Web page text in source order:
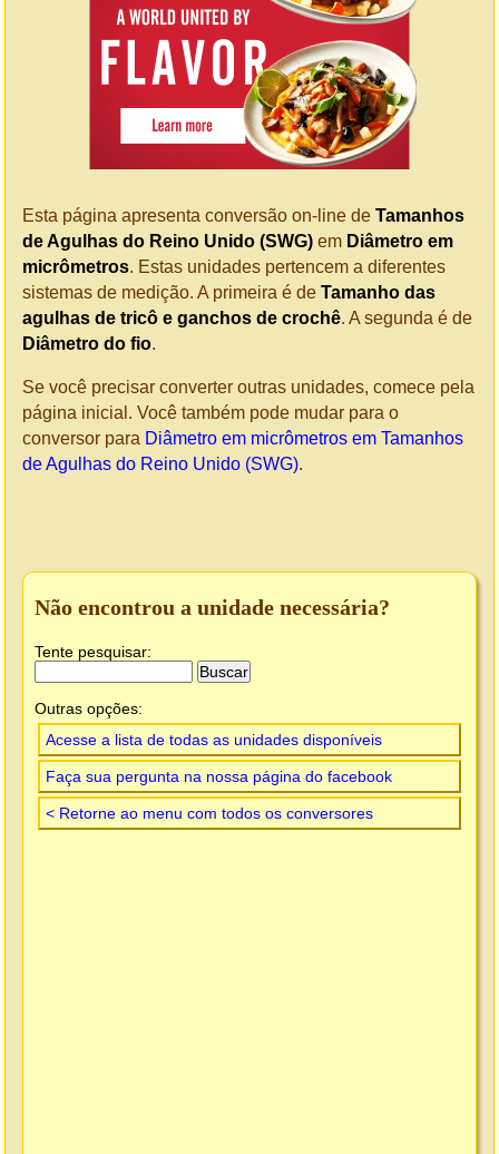
Esta página apresenta conversão on-line de Tamanhos
de Agulhas do Reino Unido (SWG) em Diâmetro em
micrômetros. Estas unidades pertencem a diferentes
sistemas de medição. A primeira é de Tamanho das
agulhas de tricô e ganchos de crochê. A segunda é de
Diâmetro do fio.
Se você precisar converter outras unidades, comece pela
página inicial. Você também pode mudar para o
conversor para Diâmetro em micrômetros em Tamanhos
de Agulhas do Reino Unido (SWG).
Não encontrou a unidade necessária?
Tente pesquisar:
Outras opções:
Acesse a lista de todas as unidades disponíveis
Faça sua pergunta na nossa página do facebook
< Retorne ao menu com todos os conversores